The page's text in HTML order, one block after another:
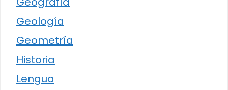
Geología
Geometría
Historia
Lengua